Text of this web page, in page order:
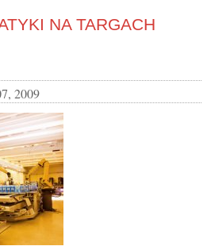
NA TARGACH
2009